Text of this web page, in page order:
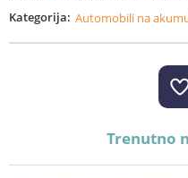
Kategorija: Automobili na
Trenutno